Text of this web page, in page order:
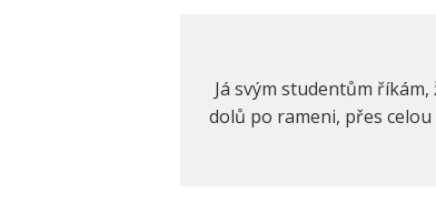
Já svým studentům
dolů po rameni, přes